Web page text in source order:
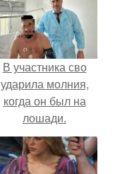
В участника сво
ударила молния,
когда он был на
лошади.